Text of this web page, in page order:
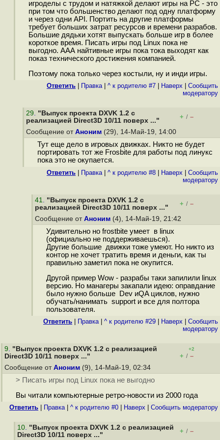
игроделы с трудом и натяжкой делают игры на PC - это
при том что большенство делают под одну платформу
и через одни API. Портить на другие платформы
требует больших затрат ресурсов и времени разрабов.
Большие дядьки хотят выпускать больше игр в более
короткое время. Писать игры под Linux пока не
выгодно. ААА найтивные игры пока тока выходят как
показ технического достижения компанией.
Поэтому пока только через костыли, ну и инди игры.
Ответить Правка| ^ к родителю #7 Наверх
Cообщить
модератору
29. "Выпуск проекта DXVK 1.2 с
реализацией Direct3D 10/11 поверх ..."
+ / –
Сообщение от Аноним (29), 14-Май-19, 14:00
Тут еще дело в игровых движках. Никто не будет
портировать тот же Frosbite для работы под линукс
пока это не окупается.
Ответить Правка| ^ к родителю #8 Наверх
Cообщить
модератору
41. "Выпуск проекта DXVK 1.2 с
реализацией Direct3D 10/11 поверх ..."
+ / –
Сообщение от Аноним (4), 14-Май-19, 21:42
Удивительно но frostbite умеет в linux
(официально не поддерживаешься).
Другие большие движки тоже умеют. Но никто из
контор не хочет тратить время и деньги, как ты
правильно заметил пока не окупится.
Другой пример Wow - разрабы таки запилили linux
версию. Но манагеры закапали идею: оправдание
было нужно больше Dev иQA циклов, нужно
обучать/нанимать support и все для полтора
пользователя.
Ответить Правка| ^ к родителю #29 Наверх
Cообщить
модератору
9. "Выпуск проекта DXVK 1.2 с реализацией
Direct3D 10/11 поверх ..."
+2
+ / –
Сообщение от Аноним (9), 14-Май-19, 02:34
> Писать игры под Linux пока не выгодно
Вы читали компьютерные ретро-новости из 2000 года
Ответить Правка| ^ к родителю #0 Наверх Cообщить модератору
10. "Выпуск проекта DXVK 1.2 с реализацией
Direct3D 10/11 поверх ..."
+ / –